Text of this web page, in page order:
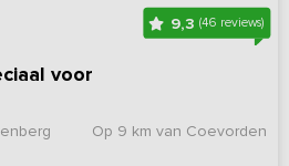
9,3 (46 reviews)
voor
Op 9 km van Coevorden